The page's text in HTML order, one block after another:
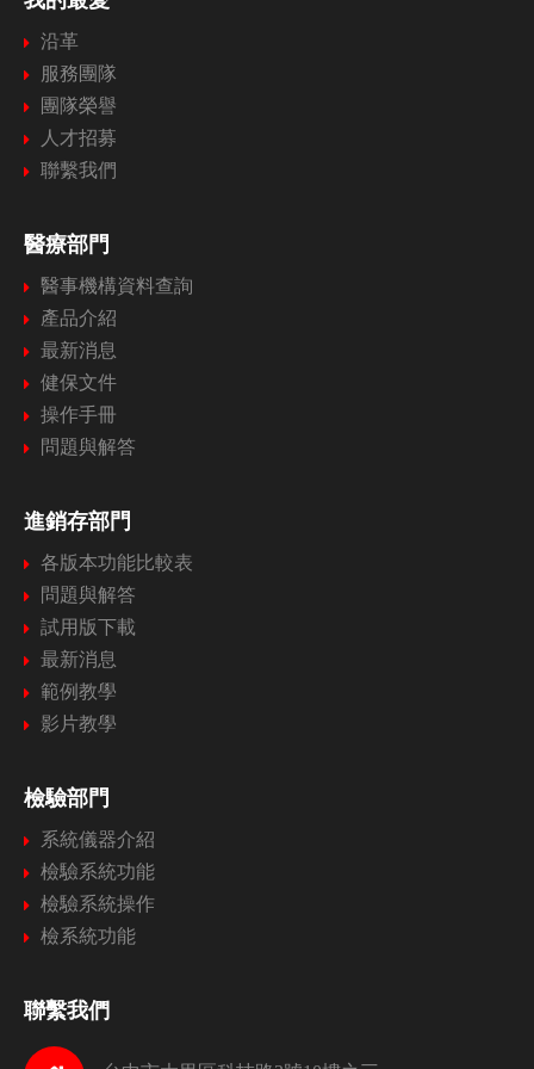
沿革
服務團隊
團隊榮譽
人才招募
聯繫我們
醫療部門
醫事機構資料查詢
產品介紹
最新消息
健保文件
操作手冊
問題與解答
進銷存部門
各版本功能比較表
問題與解答
試用版下載
最新消息
範例教學
影片教學
檢驗部門
系統儀器介紹
檢驗系統功能
檢驗系統操作
檢系統功能
聯繫我們